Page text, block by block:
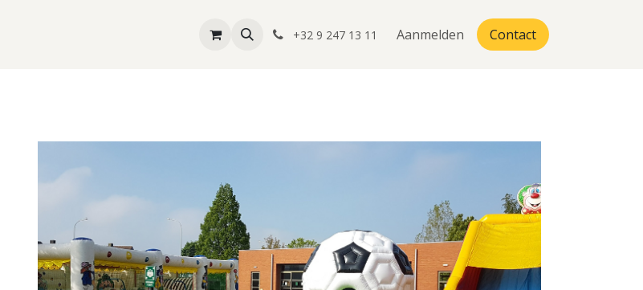
Attracties Feestmateriaal Volledige aanbod
+32 9 247 13 11 Aanmelden Contact